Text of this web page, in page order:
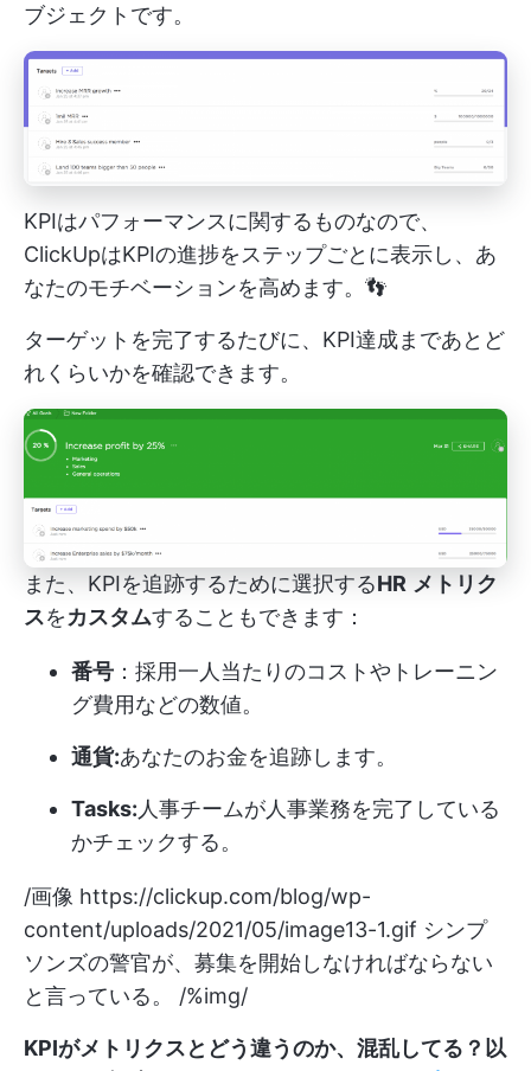
ブジェクトです。
KPIはパフォーマンスに関するものなので、
ClickUpはKPIの進捗をステップごとに表示し、あ
なたのモチベーションを高めます。👣
ターゲットを完了するたびに、KPI達成まであとど
れくらいかを確認できます。
また、KPIを追跡するために選択するHR メトリク
スをカスタムすることもできます：
番号 ：採用一人当たりのコストやトレーニン
グ費用などの数値。
通貨:あなたのお金を追跡します。
Tasks:人事チームが人事業務を完了している
かチェックする。
/画像 https://clickup.com/blog/wp-
content/uploads/2021/05/image13-1.gif シンプ
ソンズの警官が、募集を開始しなければならない
と言っている。 /%img/
KPIがメトリクスとどう違うのか、混乱してる？以